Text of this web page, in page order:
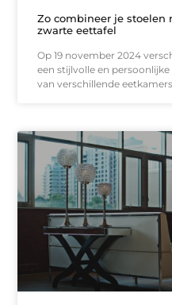
Zo combineer je stoelen
zwarte eettafel
Op 19 november 2024
een stijlvolle en
van verschillende